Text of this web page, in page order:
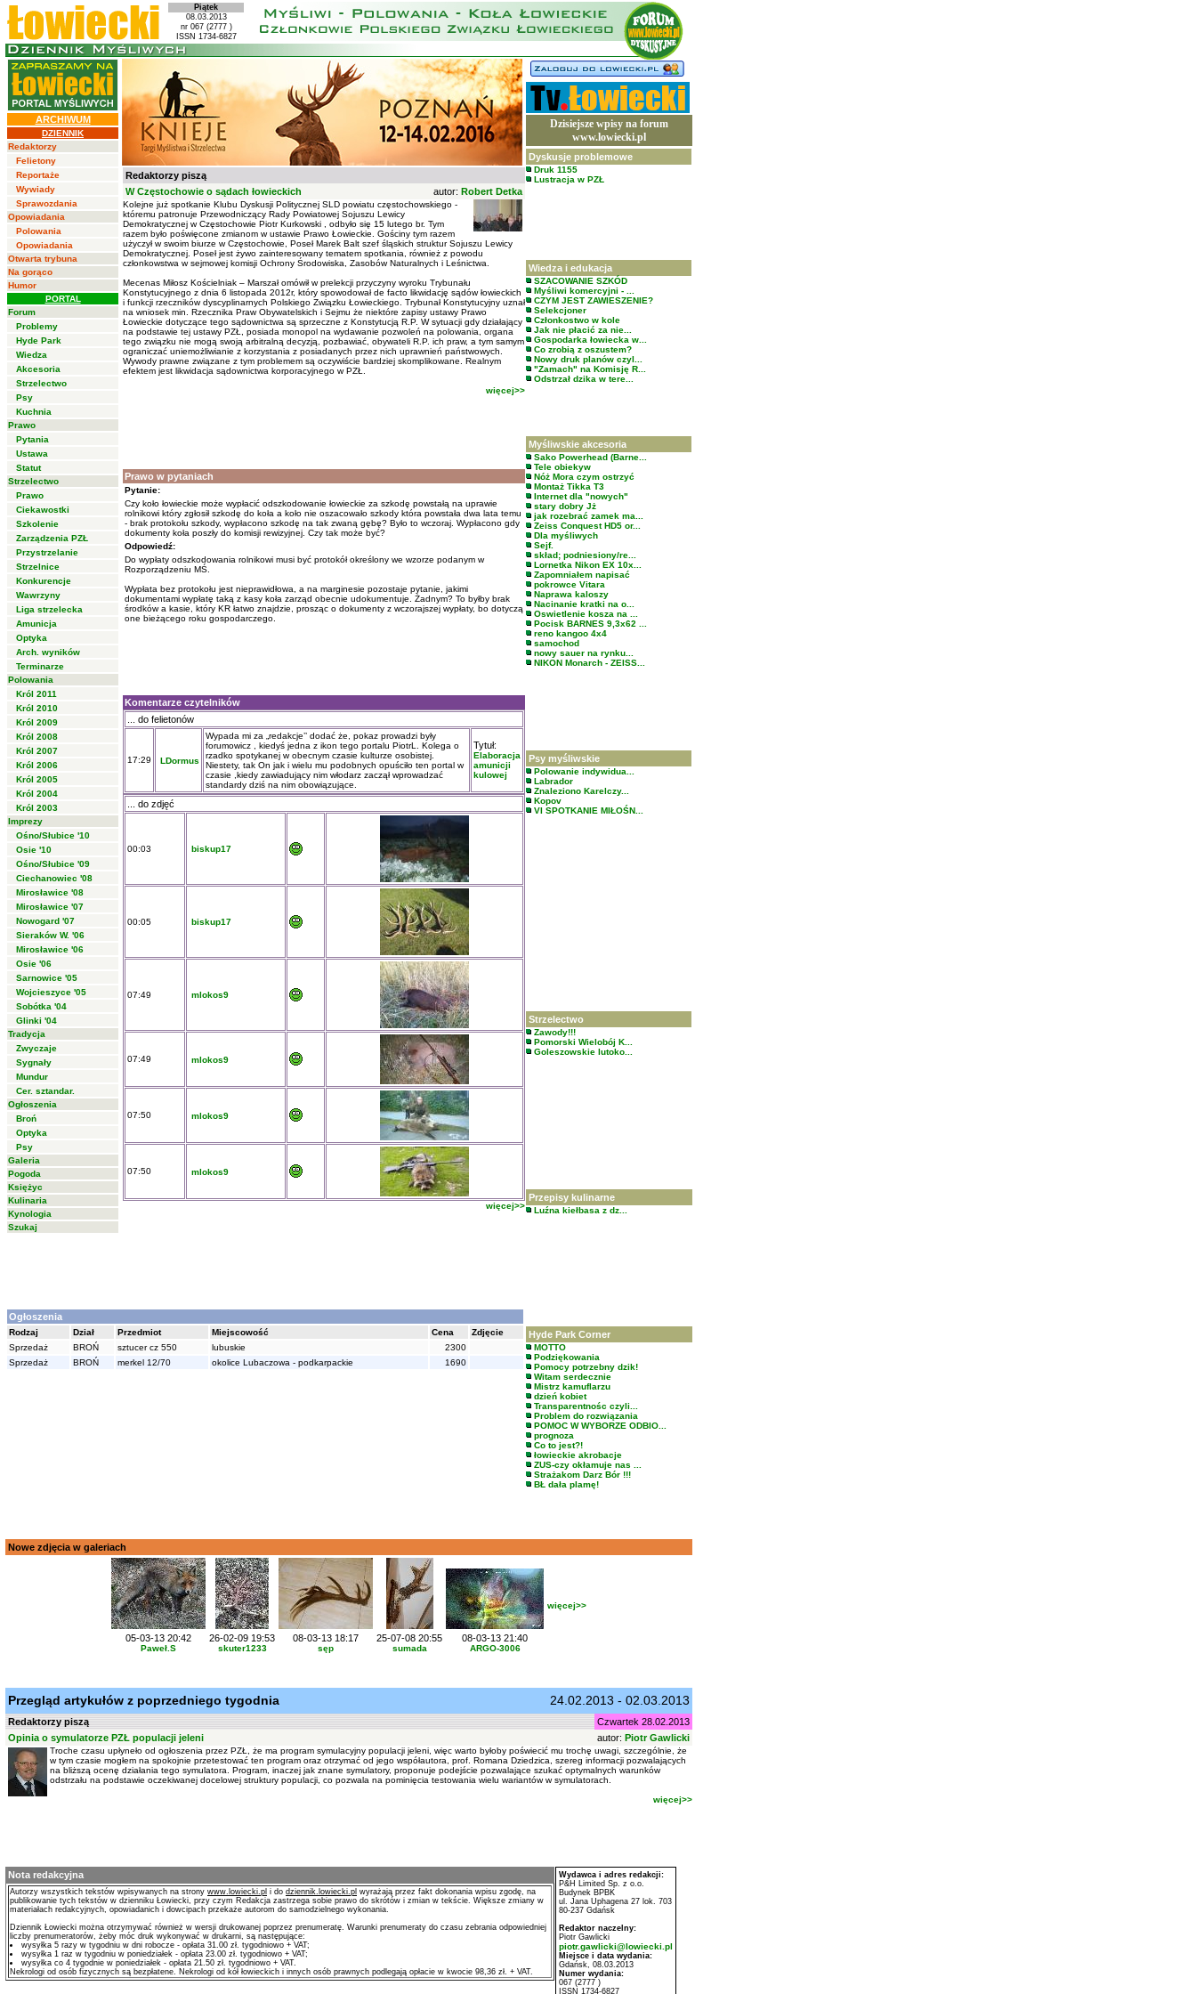
Piątek
08.03.2013
nr 067 (2777 )
ISSN 1734-6827
Prawo w pytaniach
Pytanie:
Czy koło łowieckie może wypłacić odszkodowanie łowieckie za szkodę powstałą na uprawie
rolnikowi który zgłosił szkodę do koła a koło nie oszacowało szkody która powstała dwa lata temu
- brak protokołu szkody, wypłacono szkodę na tak zwaną gębę? Było to wczoraj. Wypłacono gdy
dokumenty koła poszły do komisji rewizyjnej. Czy tak może być?
Odpowiedź:
Do wypłaty odszkodowania rolnikowi musi być protokół określony we wzorze podanym w
Rozporządzeniu MŚ.
Wypłata bez protokołu jest nieprawidłowa, a na marginesie pozostaje pytanie, jakimi
dokumentami wypłatę taką z kasy koła zarząd obecnie udokumentuje. Żadnym? To byłby brak
środków a kasie, który KR łatwo znajdzie, prosząc o dokumenty z wczorajszej wypłaty, bo dotyczą
one bieżącego roku gospodarczego.
Hyde Park Corner
MOTTO
Podziękowania
Pomocy potrzebny dzik!
Witam serdecznie
Mistrz kamuflarzu
dzień kobiet
Transparentnośc czyli...
Problem do rozwiązania
POMOC W WYBORZE ODBIO...
prognoza
Co to jest?!
łowieckie akrobacje
ZUS-czy okłamuje nas ...
Strażakom Darz Bór !!!
BŁ dała plamę!
Strzelectwo
Zawody!!!
Pomorski Wielobój K...
Goleszowskie lutoko...
Przepisy kulinarne
Luźna kiełbasa z dz...
Nowe zdjęcia w galeriach
więcej>>
05-03-13 20:42
Paweł.S
26-02-09 19:53
skuter1233
08-03-13 18:17
sęp
25-07-08 20:55
sumada
08-03-13 21:40
ARGO-3006
ARCHIWUM
DZIENNIK
Redaktorzy
Felietony
Reportaże
Wywiady
Sprawozdania
Opowiadania
Polowania
Opowiadania
Otwarta trybuna
Na gorąco
Humor
PORTAL
Forum
Problemy
Hyde Park
Wiedza
Akcesoria
Strzelectwo
Psy
Kuchnia
Prawo
Pytania
Ustawa
Statut
Strzelectwo
Prawo
Ciekawostki
Szkolenie
Zarządzenia PZŁ
Przystrzelanie
Strzelnice
Konkurencje
Wawrzyny
Liga strzelecka
Amunicja
Optyka
Arch. wyników
Terminarze
Polowania
Król 2011
Król 2010
Król 2009
Król 2008
Król 2007
Król 2006
Król 2005
Król 2004
Król 2003
Imprezy
Ośno/Słubice '10
Osie '10
Ośno/Słubice '09
Ciechanowiec '08
Mirosławice '08
Mirosławice '07
Nowogard '07
Sieraków W. '06
Mirosławice '06
Osie '06
Sarnowice '05
Wojcieszyce '05
Sobótka '04
Glinki '04
Tradycja
Zwyczaje
Sygnały
Mundur
Cer. sztandar.
Ogłoszenia
Broń
Optyka
Psy
Galeria
Pogoda
Księżyc
Kulinaria
Kynologia
Szukaj
Redaktorzy piszą
W Częstochowie o sądach łowieckich
autor: Robert Detka
Kolejne już spotkanie Klubu Dyskusji Politycznej SLD powiatu częstochowskiego -
któremu patronuje Przewodniczący Rady Powiatowej Sojuszu Lewicy
Demokratycznej w Częstochowie Piotr Kurkowski , odbyło się 15 lutego br. Tym
razem było poświęcone zmianom w ustawie Prawo Łowieckie. Gościny tym razem
użyczył w swoim biurze w Częstochowie, Poseł Marek Balt szef śląskich struktur Sojuszu Lewicy
Demokratycznej. Poseł jest żywo zainteresowany tematem spotkania, również z powodu
członkowstwa w sejmowej komisji Ochrony Środowiska, Zasobów Naturalnych i Leśnictwa.
Mecenas Miłosz Kościelniak – Marszał omówił w prelekcji przyczyny wyroku Trybunału
Konstytucyjnego z dnia 6 listopada 2012r, który spowodował de facto likwidację sądów łowieckich
i funkcji rzeczników dyscyplinarnych Polskiego Związku Łowieckiego. Trybunał Konstytucyjny uznał
na wniosek min. Rzecznika Praw Obywatelskich i Sejmu że niektóre zapisy ustawy Prawo
Łowieckie dotyczące tego sądownictwa są sprzeczne z Konstytucją R.P. W sytuacji gdy działający
na podstawie tej ustawy PZŁ, posiada monopol na wydawanie pozwoleń na polowania, organa
tego związku nie mogą swoją arbitralną decyzją, pozbawiać, obywateli R.P. ich praw, a tym samym
ograniczać uniemożliwianie z korzystania z posiadanych przez nich uprawnień państwowych.
Wywody prawne związane z tym problemem są oczywiście bardziej skomplikowane. Realnym
efektem jest likwidacja sądownictwa korporacyjnego w PZŁ.
więcej>>
Ogłoszenia
Rodzaj Dział Przedmiot Miejscowość Cena
Zdjęcie
Sprzedaż
BROŃ sztucer cz 550 lubuskie
2300
Sprzedaż
BROŃ merkel 12/70 okolice Lubaczowa - podkarpackie 1690
Psy myśliwskie
Polowanie indywidua...
Labrador
Znaleziono Karelczy...
Kopov
VI SPOTKANIE MIŁOŚN...
Wiedza i edukacja
SZACOWANIE SZKÓD
Myśliwi komercyjni - ...
CZYM JEST ZAWIESZENIE?
Selekcjoner
Członkostwo w kole
Jak nie płacić za nie...
Gospodarka łowiecka w...
Co zrobią z oszustem?
Nowy druk planów czyl...
"Zamach" na Komisję R...
Odstrzał dzika w tere...
Komentarze czytelników
... do felietonów
17:29 LDormus
Wypada mi za „redakcje’’ dodać że, pokaz prowadzi były
forumowicz , kiedyś jedna z ikon tego portalu PiotrL. Kolega o
rzadko spotykanej w obecnym czasie kulturze osobistej.
Niestety, tak On jak i wielu mu podobnych opuściło ten portal w
czasie ,kiedy zawiadujący nim włodarz zaczął wprowadzać
standardy dziś na nim obowiązujące.
Tytuł:
Elaboracja
amunicji
kulowej
... do zdjęć
00:03 biskup17
00:05 biskup17
07:49 mlokos9
07:49 mlokos9
07:50 mlokos9
07:50 mlokos9
więcej>>
Myśliwskie akcesoria
Sako Powerhead (Barne...
Tele obiekyw
Nóż Mora czym ostrzyć
Montaż Tikka T3
Internet dla "nowych"
stary dobry Jż
jak rozebrać zamek ma...
Zeiss Conquest HD5 or...
Dla myśliwych
Sejf.
skład; podniesiony/re...
Lornetka Nikon EX 10x...
Zapomniałem napisać
pokrowce Vitara
Naprawa kaloszy
Nacinanie kratki na o...
Oswietlenie kosza na ...
Pocisk BARNES 9,3x62 ...
reno kangoo 4x4
samochod
nowy sauer na rynku...
NIKON Monarch - ZEISS...
Dzisiejsze wpisy na forum
www.lowiecki.pl
Nota redakcyjna
Autorzy wszystkich tekstów wpisywanych na strony www.lowiecki.pl i do dziennik.lowiecki.pl wyrażają przez fakt dokonania wpisu zgodę, na
publikowanie tych tekstów w dzienniku Łowiecki, przy czym Redakcja zastrzega sobie prawo do skrótów i zmian w tekście. Większe zmiany w
materiałach redakcyjnych, opowiadanich i dowcipach przekaże autorom do samodzielnego wykonania.
Dziennik Łowiecki można otrzymywać również w wersji drukowanej poprzez prenumeratę. Warunki prenumeraty do czasu zebrania odpowiedniej
liczby prenumeratorów, żeby móc druk wykonywać w drukarni, są następujące:
wysyłka 5 razy w tygodniu w dni robocze - opłata 31.00 zł. tygodniowo + VAT;
wysyłka 1 raz w tygodniu w poniedziałek - opłata 23.00 zł. tygodniowo + VAT;
wysyłka co 4 tygodnie w poniedziałek - opłata 21.50 zł. tygodniowo + VAT.
Nekrologi od osób fizycznych są bezpłatene. Nekrologi od kół łowieckich i innych osób prawnych podlegają opłacie w kwocie 98,36 zł. + VAT.
Przegląd artykułów z poprzedniego tygodnia 24.02.2013 - 02.03.2013
Redaktorzy piszą
Czwartek 28.02.2013
Opinia o symulatorze PZŁ populacji jeleni
autor: Piotr Gawlicki
Troche czasu upłyneło od ogłoszenia przez PZŁ, że ma program symulacyjny populacji jeleni, więc warto byłoby poświecić mu trochę uwagi, szczególnie, że
w tym czasie mogłem na spokojnie przetestować ten program oraz otrzymać od jego współautora, prof. Romana Dziedzica, szereg informacji pozwalających
na bliższą ocenę działania tego symulatora. Program, inaczej jak znane symulatory, proponuje podejście pozwalające szukać optymalnych warunków
odstrzału na podstawie oczekiwanej docelowej struktury populacji, co pozwala na pominięcia testowania wielu wariantów w symulatorach.
więcej>>
Dyskusje problemowe
Druk 1155
Lustracja w PZŁ
Wydawca i adres redakcji:
P&H Limited Sp. z o.o.
Budynek BPBK
ul. Jana Uphagena 27 lok. 703
80-237 Gdańsk
Redaktor naczelny:
Piotr Gawlicki
piotr.gawlicki@lowiecki.pl
Miejsce i data wydania:
Gdańsk, 08.03.2013
Numer wydania:
067 (2777 )
ISSN 1734-6827